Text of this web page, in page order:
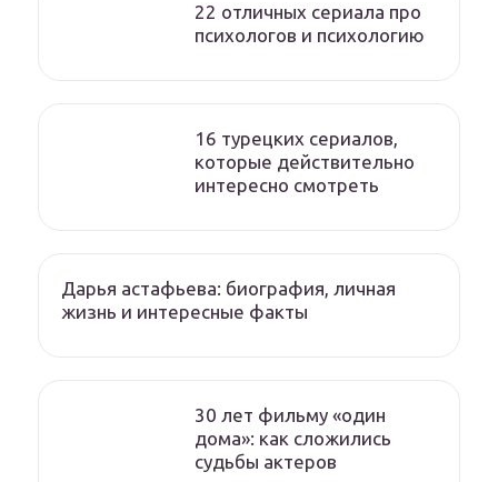
22 отличных сериала про
психологов и психологию
16 турецких сериалов,
которые действительно
интересно смотреть
Дарья астафьева: биография, личная
жизнь и интересные факты
30 лет фильму «один
дома»: как сложились
судьбы актеров